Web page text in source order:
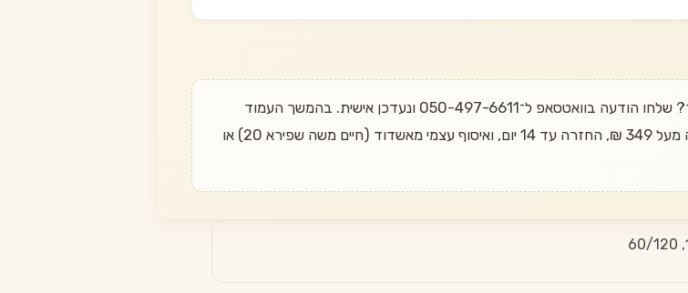
רוצים לדעת מתי הוא חוזר? שלחו הודעה בוואטסאפ ל־050-497-6611 ונעדכן אישית. בהמשך העמוד
מופיעות חלופות דומות שכן במלאי. משלוח חינם בהזמנה מעל 349 ₪, החזרה עד 14 יום, ואיסוף עצמי מאשדוד (חיים משה שפירא 20) או